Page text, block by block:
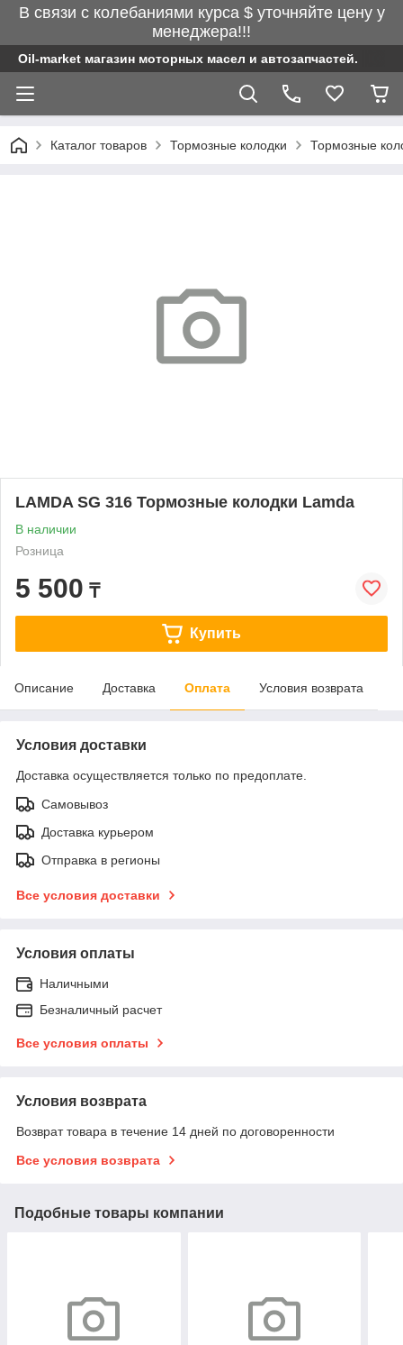
В связи с колебаниями курса $ уточняйте цену у
менеджера!!!
Oil-market магазин моторных масел и автозапчастей.
Каталог товаров Тормозные колодки Тормозные
LAMDA SG 316 Тормозные колодки Lamda
В наличии
Розница
5 500 ₸
Купить
Описание Доставка Оплата Условия возврата
Условия доставки
Доставка осуществляется только по предоплате.
Самовывоз
Доставка курьером
Отправка в регионы
Все условия доставки
Условия оплаты
Наличными
Безналичный расчет
Все условия оплаты
Условия возврата
Возврат товара в течение 14 дней по договоренности
Все условия возврата
Подобные товары компании